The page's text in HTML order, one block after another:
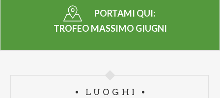
PORTAMI QUI:
TROFEO MASSIMO GIUGNI
LUOGHI